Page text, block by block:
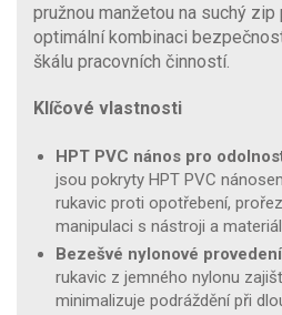
pružnou manžetou na suchý
optimální kombinaci
škálu pracovních činností.
Klíčové vlastnosti
HPT PVC nános pro
jsou pokryty HPT PVC
rukavic proti opotřebení,
manipulaci s nástroji a
Bezešvé nylonové
rukavic z jemného nylonu
minimalizuje podráždění při